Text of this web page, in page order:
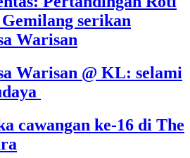
serikan
Warisan
Warisan @ KL: selami
cawangan ke-16 di The